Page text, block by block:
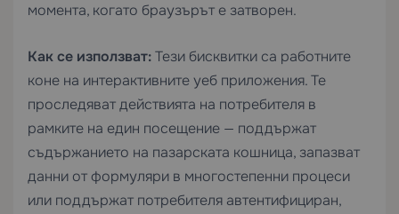
момента, когато браузърът е затворен.
Как се използват:Тези бисквитки са работните
коне на интерактивните уеб приложения. Те
проследяват действията на потребителя в
рамките на един посещение — поддържат
съдържанието на пазарската кошница, запазват
данни от формуляри в многостепенни процеси
или поддържат потребителя автентифициран,